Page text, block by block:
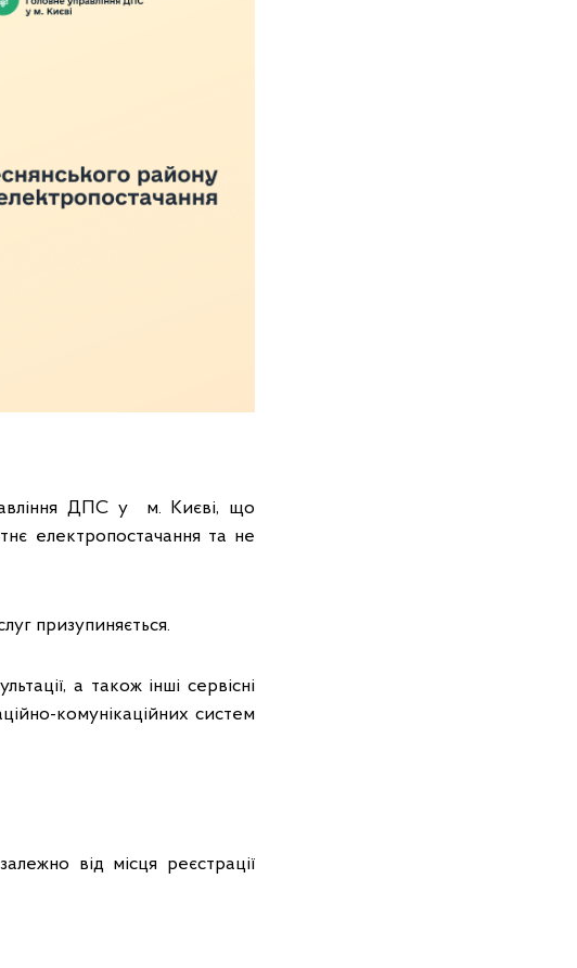
ДПС у м. Києві, що
електропостачання та не
призупиняється.
а також інші сервісні
комунікаційних систем
від місця реєстрації